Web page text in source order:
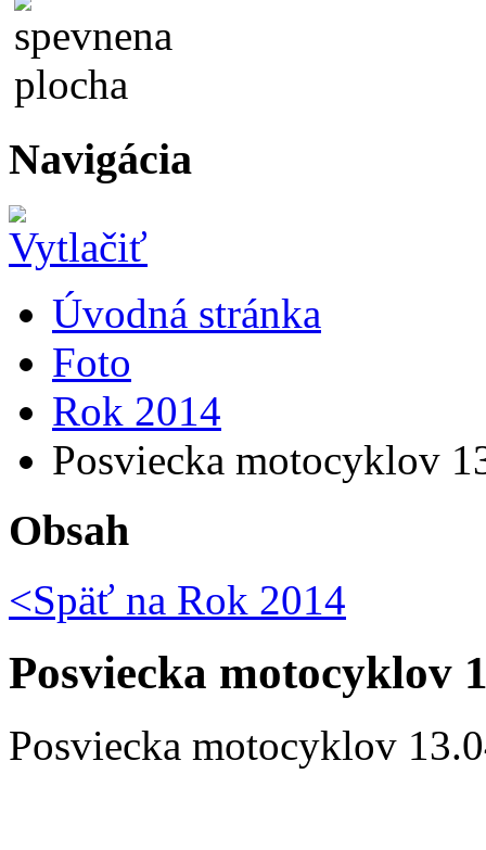
Navigácia
Úvodná stránka
Foto
Rok 2014
Posviecka motocyklov
Obsah
<Späť na Rok 2014
Posviecka motocyklov
Posviecka motocyklov